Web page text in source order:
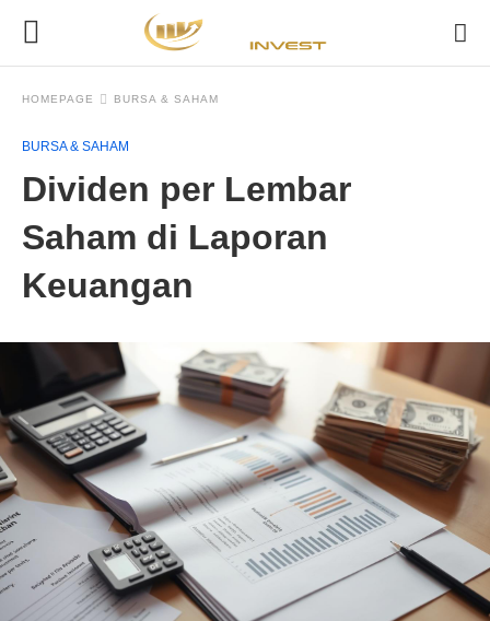
HOMEPAGE BURSA & SAHAM
BURSA & SAHAM
Dividen per Lembar
Saham di Laporan
Keuangan